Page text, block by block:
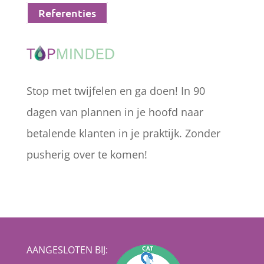
Referenties
Stop met twijfelen en ga doen! In 90
dagen van plannen in je hoofd naar
betalende klanten in je praktijk. Zonder
pusherig over te komen!
AANGESLOTEN BIJ: